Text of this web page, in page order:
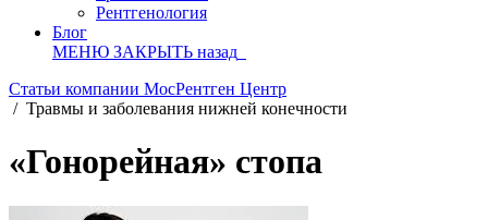
Рентгенология
Блог
МЕНЮ ЗАКРЫТЬ назад
Статьи компании МосРентген Центр
/ Травмы и заболевания нижней конечности
«Гонорейная» стопа